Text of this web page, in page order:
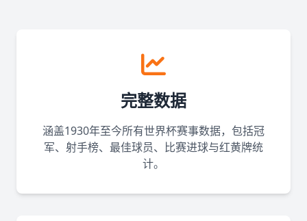
完整数据
涵盖1930年至今所有世界杯赛事数据，包括冠
军、射手榜、最佳球员、比赛进球与红黄牌统
计。